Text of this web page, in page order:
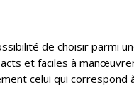
de choisir parmi
et faciles à
celui qui correspond